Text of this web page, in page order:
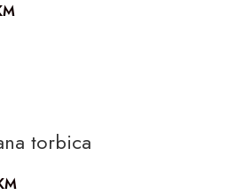
torbica